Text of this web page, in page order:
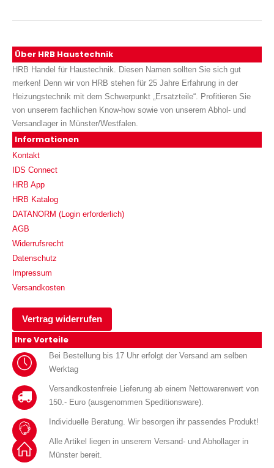
Über HRB Haustechnik
HRB Handel für Haustechnik. Diesen Namen sollten Sie sich gut
merken! Denn wir von HRB stehen für 25 Jahre Erfahrung in der
Heizungstechnik mit dem Schwerpunkt „Ersatzteile“. Profitieren Sie
von unserem fachlichen Know-how sowie von unserem Abhol- und
Versandlager in Münster/Westfalen.
Informationen
Kontakt
IDS Connect
HRB App
HRB Katalog
DATANORM (Login erforderlich)
AGB
Widerrufsrecht
Datenschutz
Impressum
Versandkosten
Vertrag widerrufen
Ihre Vorteile
Bei Bestellung bis 17 Uhr erfolgt der Versand am selben
Werktag
Versandkostenfreie Lieferung ab einem Nettowarenwert von
150.- Euro (ausgenommen Speditionsware).
Individuelle Beratung. Wir besorgen ihr passendes Produkt!
Alle Artikel liegen in unserem Versand- und Abhollager in
Münster bereit.